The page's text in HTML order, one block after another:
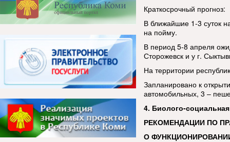
Краткосрочный прогноз:
В ближайшие 1-3 суток
на пойму.
В период 5-8 апреля
Сторожевск и у г.
На территории
Запланировано к
автомобильных, 3 –
4. Биолого-
РЕКОМЕНДАЦИИ ПО
О